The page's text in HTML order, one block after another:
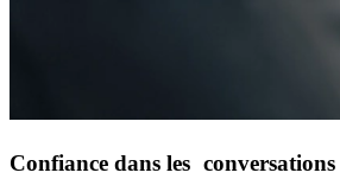
Confiance dans les